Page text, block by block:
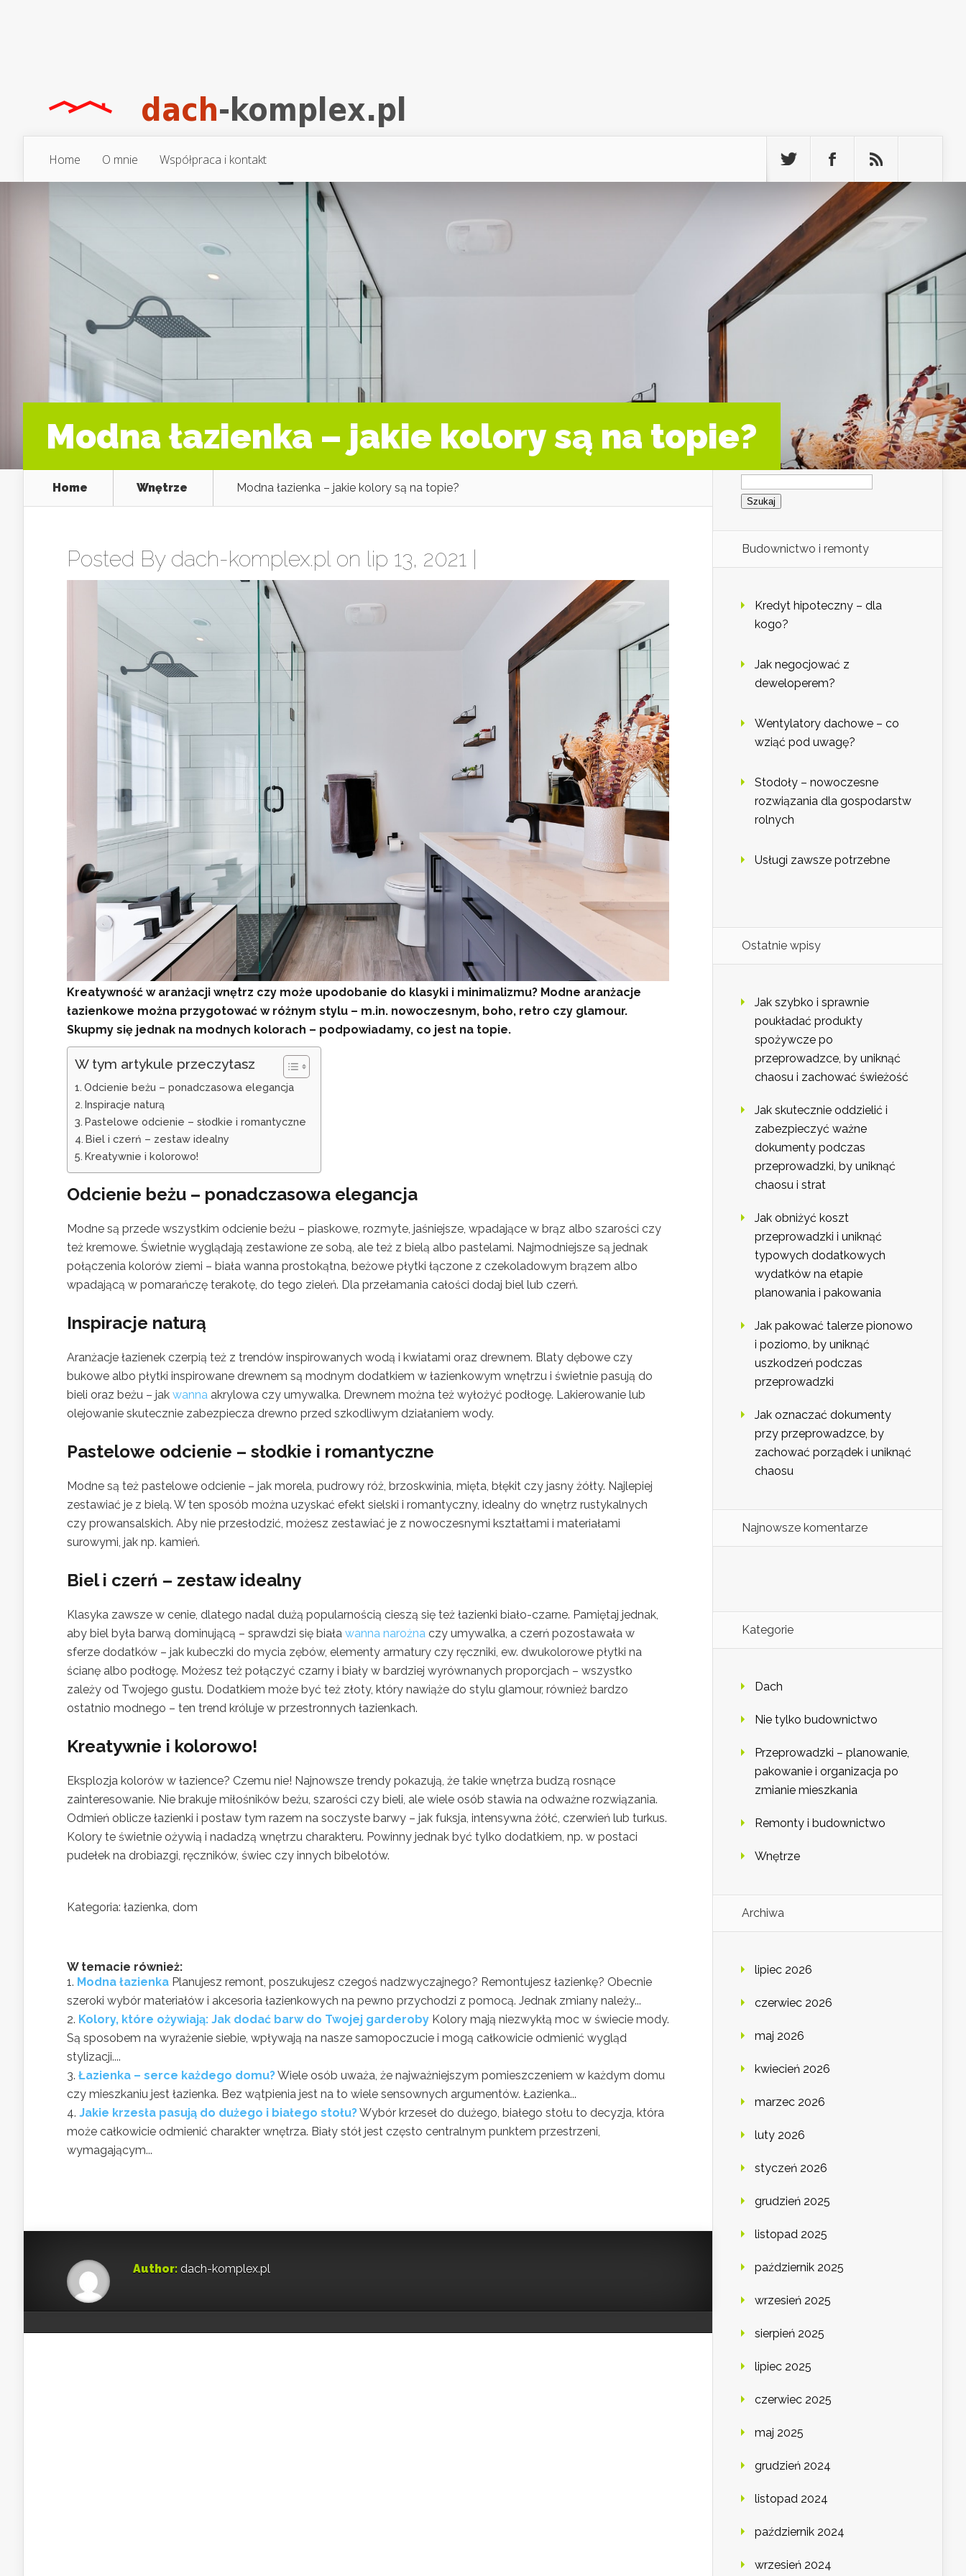
Home O mnie Współpraca i kontakt
Modna łazienka – jakie kolory są na topie?
Home Wnętrze Modna łazienka – jakie kolory są na topie?
Posted By dach-komplex.plon lip 13, 2021 |
Kreatywność w aranżacji wnętrz czy może upodobanie do klasyki i minimalizmu? Modne aranżacje
łazienkowe można przygotować w różnym stylu – m.in. nowoczesnym, boho, retro czy glamour.
Skupmy się jednak na modnych kolorach – podpowiadamy, co jest na topie.
W tym artykule przeczytasz
Odcienie beżu – ponadczasowa elegancja
Inspiracje naturą
Pastelowe odcienie – słodkie i romantyczne
Biel i czerń – zestaw idealny
Kreatywnie i kolorowo!
Odcienie beżu – ponadczasowa elegancja
Modne są przede wszystkim odcienie beżu – piaskowe, rozmyte, jaśniejsze, wpadające w brąz albo szarości czy
też kremowe. Świetnie wyglądają zestawione ze sobą, ale też z bielą albo pastelami. Najmodniejsze są jednak
połączenia kolorów ziemi – biała wanna prostokątna, beżowe płytki łączone z czekoladowym brązem albo
wpadającą w pomarańczę terakotę, do tego zieleń. Dla przełamania całości dodaj biel lub czerń.
Inspiracje naturą
Aranżacje łazienek czerpią też z trendów inspirowanych wodą i kwiatami oraz drewnem. Blaty dębowe czy
bukowe albo płytki inspirowane drewnem są modnym dodatkiem w łazienkowym wnętrzu i świetnie pasują do
bieli oraz beżu – jak wanna akrylowa czy umywalka. Drewnem można też wyłożyć podłogę. Lakierowanie lub
olejowanie skutecznie zabezpiecza drewno przed szkodliwym działaniem wody.
Pastelowe odcienie – słodkie i romantyczne
Modne są też pastelowe odcienie – jak morela, pudrowy róż, brzoskwinia, mięta, błękit czy jasny żółty. Najlepiej
zestawiać je z bielą. W ten sposób można uzyskać efekt sielski i romantyczny, idealny do wnętrz rustykalnych
czy prowansalskich. Aby nie przesłodzić, możesz zestawiać je z nowoczesnymi kształtami i materiałami
surowymi, jak np. kamień.
Biel i czerń – zestaw idealny
Klasyka zawsze w cenie, dlatego nadal dużą popularnością cieszą się też łazienki biało-czarne. Pamiętaj jednak,
aby biel była barwą dominującą – sprawdzi się biała wanna narożna czy umywalka, a czerń pozostawała w
sferze dodatków – jak kubeczki do mycia zębów, elementy armatury czy ręczniki, ew. dwukolorowe płytki na
ścianę albo podłogę. Możesz też połączyć czarny i biały w bardziej wyrównanych proporcjach – wszystko
zależy od Twojego gustu. Dodatkiem może być też złoty, który nawiąże do stylu glamour, również bardzo
ostatnio modnego – ten trend króluje w przestronnych łazienkach.
Kreatywnie i kolorowo!
Eksplozja kolorów w łazience? Czemu nie! Najnowsze trendy pokazują, że takie wnętrza budzą rosnące
zainteresowanie. Nie brakuje miłośników beżu, szarości czy bieli, ale wiele osób stawia na odważne rozwiązania.
Odmień oblicze łazienki i postaw tym razem na soczyste barwy – jak fuksja, intensywna żółć, czerwień lub turkus.
Kolory te świetnie ożywią i nadadzą wnętrzu charakteru. Powinny jednak być tylko dodatkiem, np. w postaci
pudełek na drobiazgi, ręczników, świec czy innych bibelotów.
Kategoria: łazienka, dom
W temacie również:
Modna łazienka Planujesz remont, poszukujesz czegoś nadzwyczajnego? Remontujesz łazienkę? Obecnie
szeroki wybór materiałów i akcesoria łazienkowych na pewno przychodzi z pomocą. Jednak zmiany należy...
Kolory, które ożywiają: Jak dodać barw do Twojej garderoby Kolory mają niezwykłą moc w świecie mody.
Są sposobem na wyrażenie siebie, wpływają na nasze samopoczucie i mogą całkowicie odmienić wygląd
stylizacji....
Łazienka – serce każdego domu?Wiele osób uważa, że najważniejszym pomieszczeniem w każdym domu
czy mieszkaniu jest łazienka. Bez wątpienia jest na to wiele sensownych argumentów. Łazienka...
Jakie krzesła pasują do dużego i białego stołu?Wybór krzeseł do dużego, białego stołu to decyzja, która
może całkowicie odmienić charakter wnętrza. Biały stół jest często centralnym punktem przestrzeni,
wymagającym...
Author: dach-komplex.pl
Szukaj:
Budownictwo i remonty
Kredyt hipoteczny – dla
kogo?
Jak negocjować z
deweloperem?
Wentylatory dachowe – co
wziąć pod uwagę?
Stodoły – nowoczesne
rozwiązania dla gospodarstw
rolnych
Usługi zawsze potrzebne
Ostatnie wpisy
Jak szybko i sprawnie
poukładać produkty
spożywcze po
przeprowadzce, by uniknąć
chaosu i zachować świeżość
Jak skutecznie oddzielić i
zabezpieczyć ważne
dokumenty podczas
przeprowadzki, by uniknąć
chaosu i strat
Jak obniżyć koszt
przeprowadzki i uniknąć
typowych dodatkowych
wydatków na etapie
planowania i pakowania
Jak pakować talerze pionowo
i poziomo, by uniknąć
uszkodzeń podczas
przeprowadzki
Jak oznaczać dokumenty
przy przeprowadzce, by
zachować porządek i uniknąć
chaosu
Najnowsze komentarze
Kategorie
Dach
Nie tylko budownictwo
Przeprowadzki – planowanie,
pakowanie i organizacja po
zmianie mieszkania
Remonty i budownictwo
Wnętrze
Archiwa
lipiec 2026
czerwiec 2026
maj 2026
kwiecień 2026
marzec 2026
luty 2026
styczeń 2026
grudzień 2025
listopad 2025
październik 2025
wrzesień 2025
sierpień 2025
lipiec 2025
czerwiec 2025
maj 2025
grudzień 2024
listopad 2024
październik 2024
wrzesień 2024